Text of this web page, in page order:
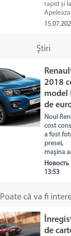
rapid și
Ştiri
2018
model
de
Noul
cost
a fost
presei,
maşina
Новость
13:53
Poate că va fi
de